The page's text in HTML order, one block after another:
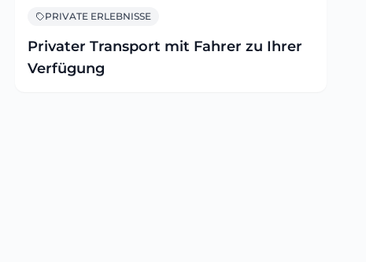
PRIVATE ERLEBNISSE
Privater Transport mit Fahrer zu Ihrer
Verfügung